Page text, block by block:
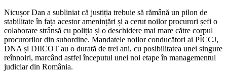
Nicușor Dan a subliniat că justiția trebuie să rămână un pilon de
stabilitate în fața acestor amenințări și a cerut noilor procurori șefi o
colaborare strânsă cu poliția și o deschidere mai mare către corpul
procurorilor din subordine. Mandatele noilor conducători ai PÎCCJ,
DNA și DIICOT au o durată de trei ani, cu posibilitatea unei singure
reînnoiri, marcând astfel începutul unei noi etape în managementul
judiciar din România.